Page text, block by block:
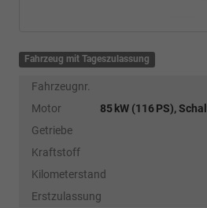
Fahrzeug mit Tageszulassung
Fahrzeugnr.
Motor
85 kW (116 PS),
Getriebe
Kraftstoff
Kilometerstand
Erstzulassung